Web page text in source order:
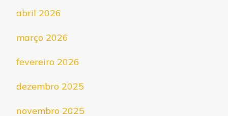
abril 2026
março 2026
fevereiro 2026
dezembro 2025
novembro 2025